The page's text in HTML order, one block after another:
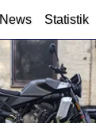
News Statistik